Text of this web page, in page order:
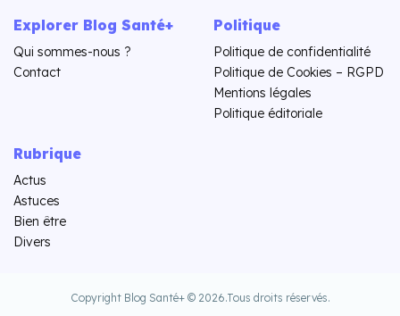
Explorer Blog Santé+
Qui sommes-nous ?
Contact
Politique
Politique de confidentialité
Politique de Cookies – RGPD
Mentions légales
Politique éditoriale
Rubrique
Actus
Astuces
Bien être
Divers
Copyright Blog Santé+ © 2026.Tous droits réservés.